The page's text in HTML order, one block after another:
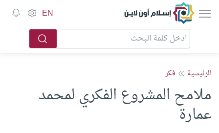
إسلام أون لاين EN
الرئيسية فكر
ملامح المشروع الفكري لمحمد
عمارة